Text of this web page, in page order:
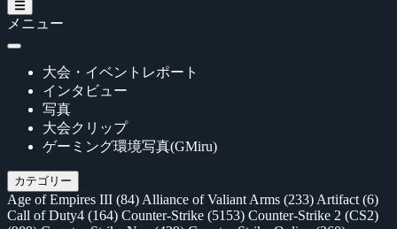
メニュー
大会・イベントレポート
インタビュー
写真
大会クリップ
ゲーミング環境写真(GMiru)
カテゴリー
Age of Empires III (84) Alliance of Valiant Arms (233) Artifact (6)
Call of Duty4 (164) Counter-Strike (5153) Counter-Strike 2 (CS2)